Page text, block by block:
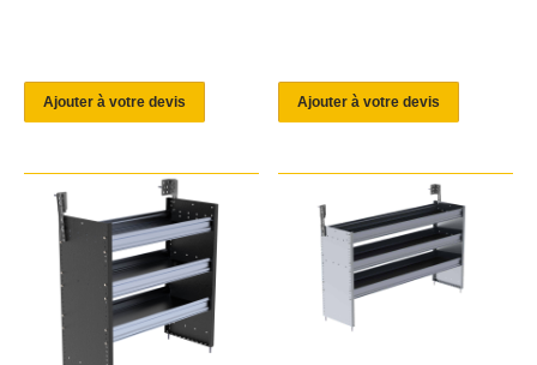
Ajouter à votre devis Ajouter à votre devis